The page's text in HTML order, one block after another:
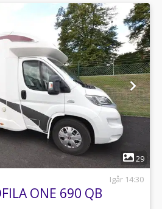
29
Igår 14:30
ONE 690 QB